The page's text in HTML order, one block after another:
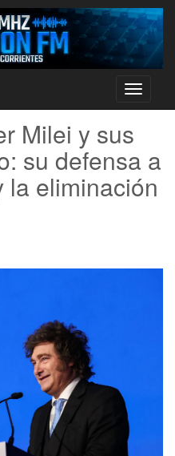
Toggle
Milei y sus
su defensa a
la eliminación